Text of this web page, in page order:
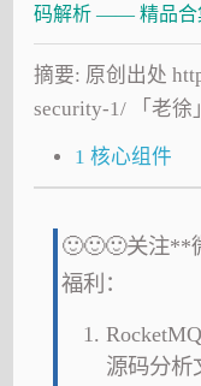
码解析 —— 精品合
摘要: 原创出处
security-1/ 「老徐
1 核心组件
🙂🙂🙂关注**
福利：
源码分析